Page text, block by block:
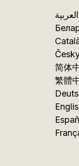
العربية
简体
繁體